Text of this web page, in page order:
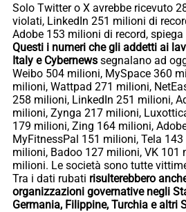
Solo Twitter o X avrebbe ricevuto
violati, LinkedIn 251 milioni di
Adobe 153 milioni di record,
Questi i numeri che gli addetti ai
Italy e Cybernews segnalano ad
Weibo 504 milioni, MySpace 360
milioni, Wattpad 271 milioni,
258 milioni, LinkedIn 251 milioni,
milioni, Zynga 217 milioni,
179 milioni, Zing 164 milioni,
MyFitnessPal 151 milioni, Tela
milioni, Badoo 127 milioni, VK 101
milioni. Le società sono tutte
Tra i dati rubati risulterebbero
organizzazioni governative negli
Germania, Filippine, Turchia e altri